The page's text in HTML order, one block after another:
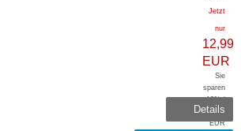
Jetzt
nur
12,99
EUR
Sie
sparen
19% /
3,00
EUR
Details